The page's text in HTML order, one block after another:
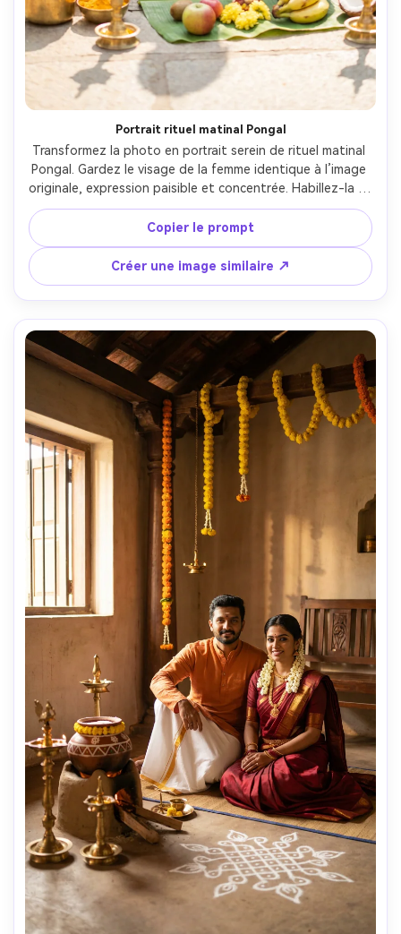
Portrait rituel matinal Pongal
Transformez la photo en portrait serein de rituel matinal
Pongal. Gardez le visage de la femme identique à l’image
originale, expression paisible et concentrée. Habillez-la en
sari de soie chaud (corail, pêche ou rose) à bordure dorée
et bijoux traditionnels. Elle est assise au sol pour le rituel
matinal Pongal, prépare des offrandes sur plateaux en
laiton. Eléments : pots en laiton décorés, feuilles de
bananier, lampes à huile (diyas), curcuma, kumkum, fleurs
et noix de coco. Arrière-plan : kolam détaillé au sol, autres
femmes en arrière-plan flou. Lumière matinale douce, cour
extérieure naturelle. Palette chaude, faible profondeur de
champ, composition cinématographique. Style
documentaire capturant le moment authentique,
esthétique Instagram. Détail ultra-réaliste et ambiance
sereine—pas d’effet artificiel.
Copier le prompt
Créer une image similaire ↗